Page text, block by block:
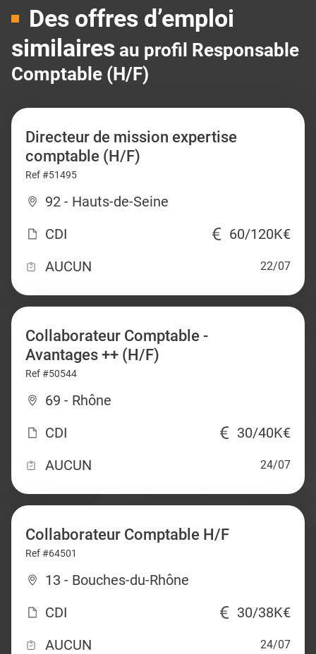
Des offres d’emploi
similaires au profil Responsable
Comptable (H/F)
Directeur de mission expertise
comptable (H/F)
Ref #51495
92 - Hauts-de-Seine
CDI
60/120K€
AUCUN
22/07
Collaborateur Comptable -
Avantages ++ (H/F)
Ref #50544
69 - Rhône
CDI
30/40K€
AUCUN
24/07
Collaborateur Comptable H/F
Ref #64501
13 - Bouches-du-Rhône
CDI
30/38K€
AUCUN
24/07